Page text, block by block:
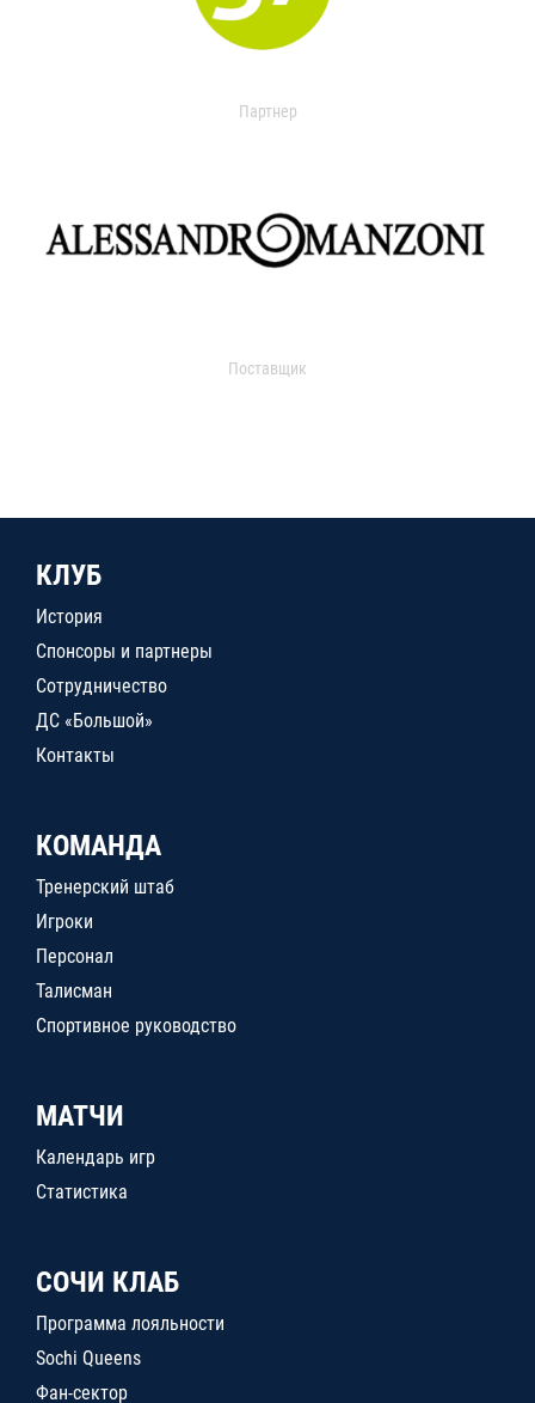
Партнер
Поставщик
КЛУБ
История
Спонсоры и партнеры
Сотрудничество
ДС «Большой»
Контакты
КОМАНДА
Тренерский штаб
Игроки
Персонал
Талисман
Спортивное руководство
МАТЧИ
Календарь игр
Статистика
СОЧИ КЛАБ
Программа лояльности
Sochi Queens
Фан-сектор